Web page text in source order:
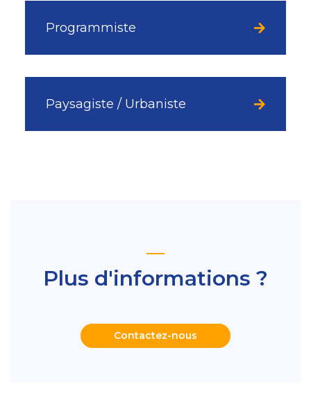
Programmiste
Paysagiste / Urbaniste
Plus d'informations ?
Contactez-nous